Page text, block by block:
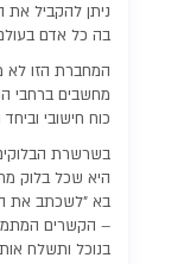
ניתן להקביל את
בה כל אדם
המחברת הזו לא
מחשבים ברחבי
כוח חישובי
בשרשרת
היא שכל בלוק
בא "לשכתב את
– הקשרים
בנוכל ותשלח